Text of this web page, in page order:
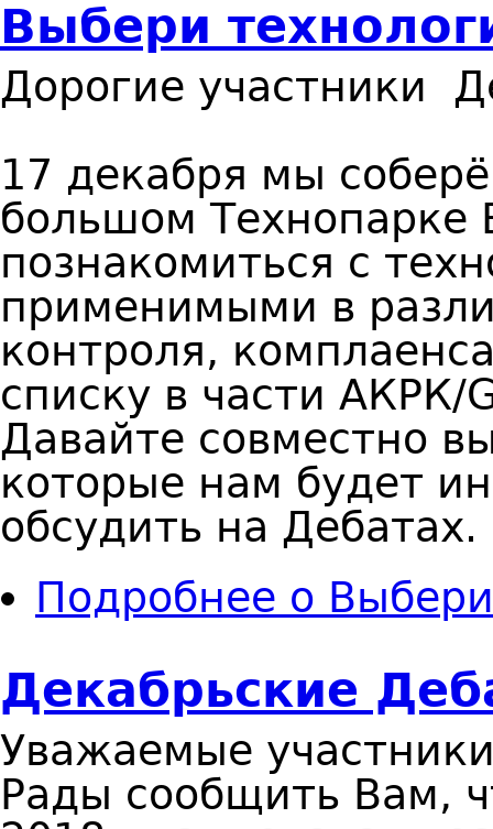
Выбери
Дорогие участники
17 декабря мы
большом Технопарке
познакомиться с
применимыми в
контроля,
списку в части АКРК/
Давайте совместно
которые нам будет
обсудить на Дебатах.
Подробнее о
Декабрьские
Уважаемые
Рады сообщить Вам,